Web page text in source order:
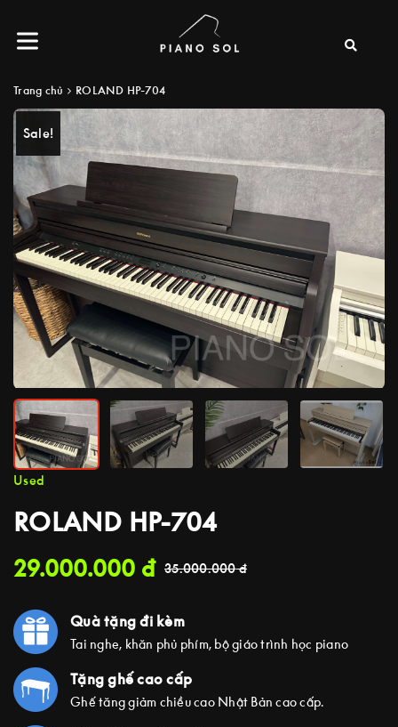
Trang chủ ROLAND HP-704
Sale!
Used
ROLAND HP-704
29.000.000 đ 35.000.000đ
Quà tặng đi kèm
Tai nghe, khăn phủ phím, bộ giáo trình học piano
Tặng ghế cao cấp
Ghế tăng giảm chiều cao Nhật Bản cao cấp.